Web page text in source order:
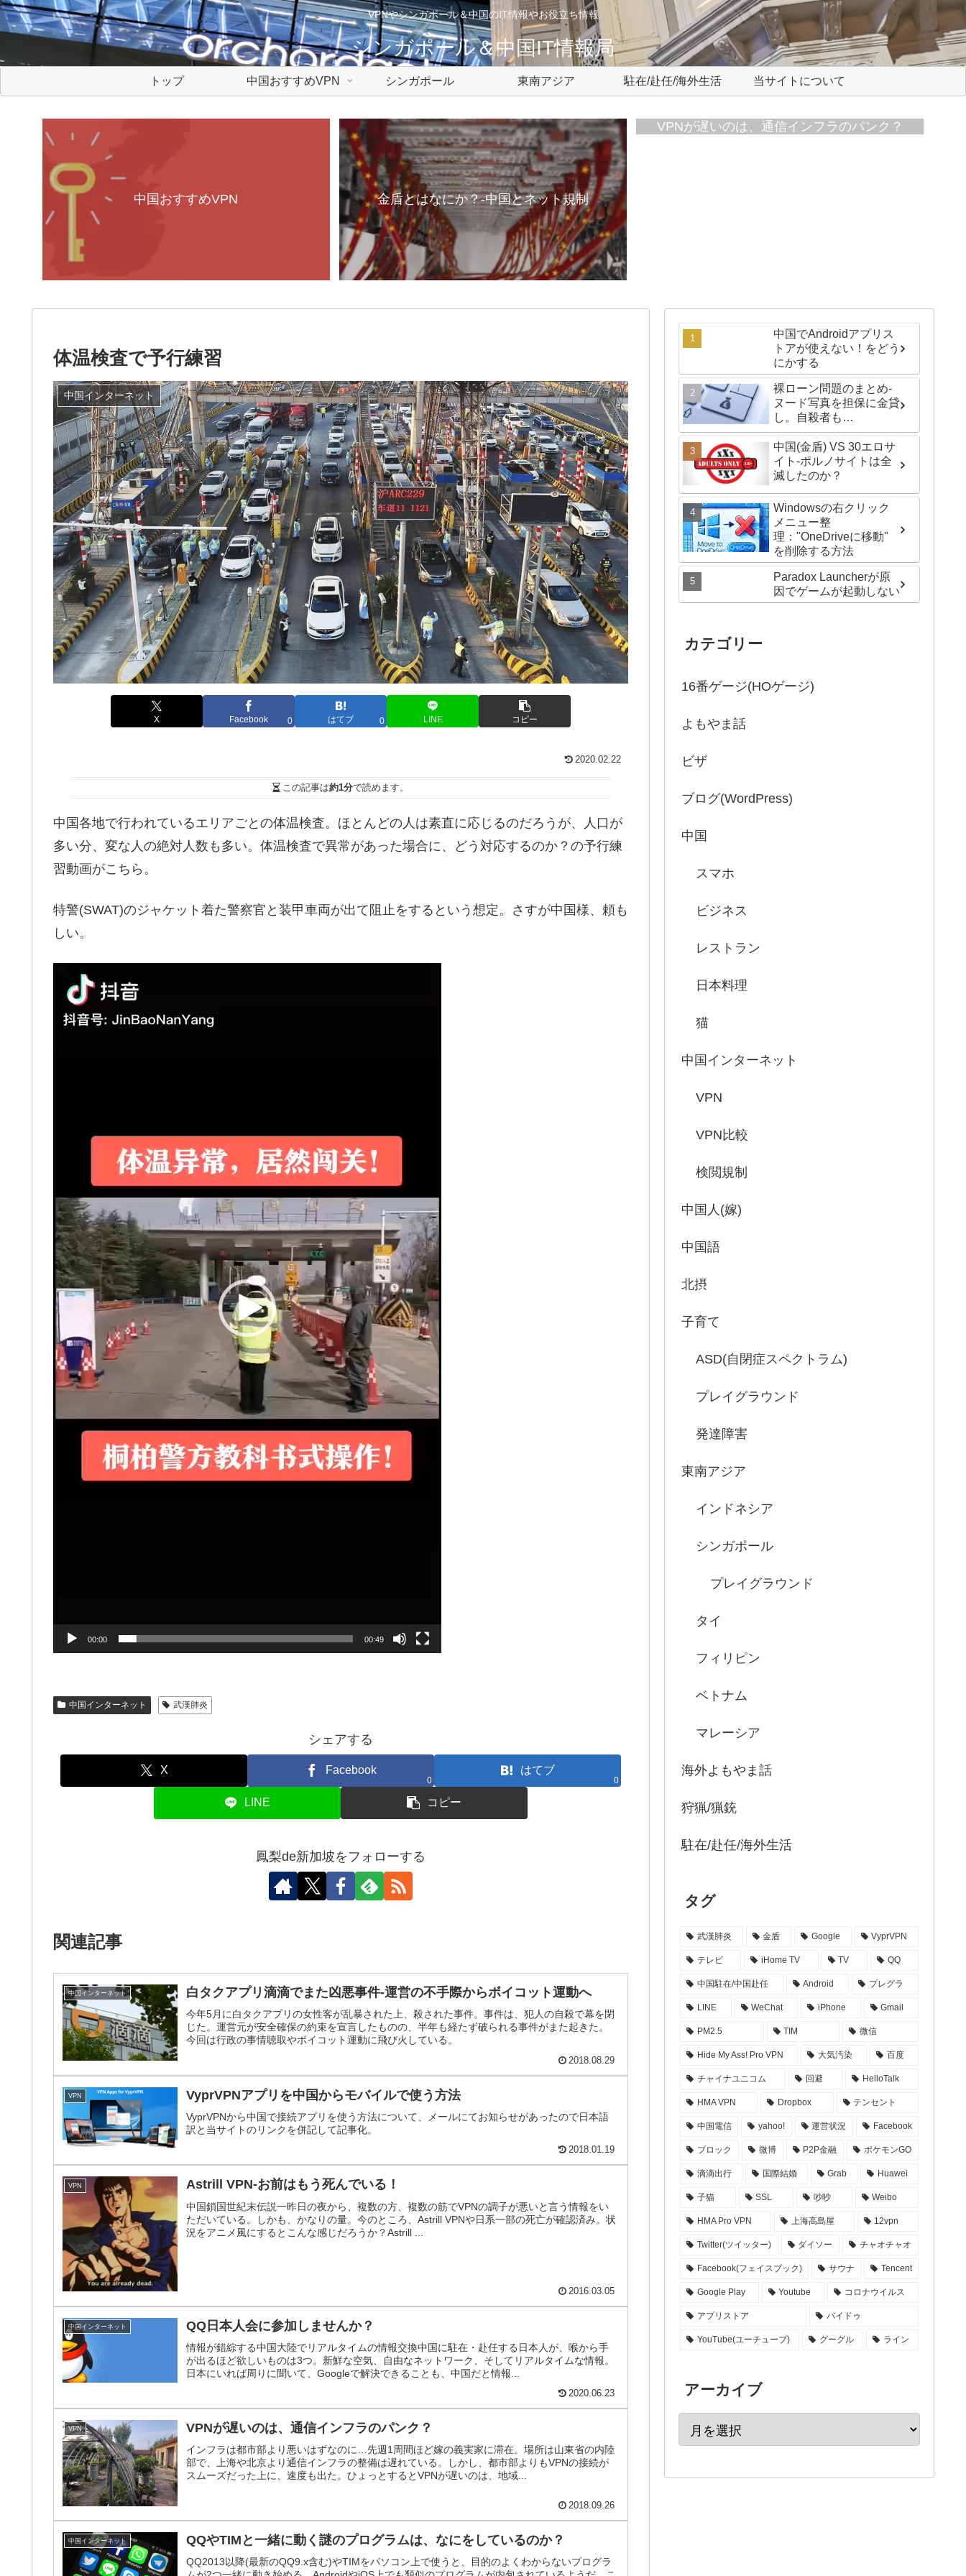
VPNやシンガポール＆中国のIT情報やお役立ち情報
シンガポール＆中国IT情報局
トップ 中国おすすめVPN シンガポール 東南アジア 駐在/赴任/海外生活 当サイトについて
中国おすすめVPN 金盾とはなにか？-中国とネット規制
VPNが遅いのは、通信インフラのパンク？
体温検査で予行練習
中国インターネット
X Facebook 0 はてブ 0 LINE コピー
2020.02.22
この記事は約1分で読めます。
中国各地で行われているエリアごとの体温検査。ほとんどの人は素直に応じるのだろうが、人口が
多い分、変な人の絶対人数も多い。体温検査で異常があった場合に、どう対応するのか？の予行練
習動画がこちら。
特警(SWAT)のジャケット着た警察官と装甲車両が出て阻止をするという想定。さすが中国様、頼も
しい。
画
プ
00:00 00:49
中国インターネット 武漢肺炎
シェアする
X Facebook
0
はてブ
0
LINE コピー
鳳梨de新加坡をフォローする
関連記事
中国インターネット 白タクアプリ滴滴でまた凶悪事件-運営の不手際からボイコット運動へ
今年5月に白タクアプリの女性客が乱暴された上、殺された事件。事件は、犯人の自殺で幕を閉
じた。運営元が安全確保の約束を宣言したものの、半年も経たず破られる事件がまた起きた。
今回は行政の事情聴取やボイコット運動に飛び火している。
2018.08.29
VPN VyprVPNアプリを中国からモバイルで使う方法
VyprVPNから中国で接続アプリを使う方法について、メールにてお知らせがあったので日本語
訳と当サイトのリンクを併記して記事化。
2018.01.19
VPN Astrill VPN-お前はもう死んでいる！
中国鎖国世紀末伝説一昨日の夜から、複数の方、複数の筋でVPNの調子が悪いと言う情報をい
ただいている。しかも、かなりの量。今のところ、Astrill VPNや日系一部の死亡が確認済み。状
況をアニメ風にするとこんな感じだろうか？Astrill ...
2016.03.05
中国インターネット QQ日本人会に参加しませんか？
情報が錯綜する中国大陸でリアルタイムの情報交換中国に駐在・赴任する日本人が、喉から手
が出るほど欲しいものは3つ。新鮮な空気、自由なネットワーク、そしてリアルタイムな情報。
日本にいれば周りに聞いて、Googleで解決できることも、中国だと情報...
2020.06.23
VPN VPNが遅いのは、通信インフラのパンク？
インフラは都市部より悪いはずなのに…先週1周間ほど嫁の義実家に滞在。場所は山東省の内陸
部で、上海や北京より通信インフラの整備は遅れている。しかし、都市部よりもVPNの接続が
スムーズだった上に、速度も出た。ひょっとするとVPNが遅いのは、地域...
2018.09.26
中国インターネット QQやTIMと一緒に動く謎のプログラムは、なにをしているのか？
QQ2013以降(最新のQQ9.x含む)やTIMをパソコン上で使うと、目的のよくわからないプログラ
中国でAndroidアプリス
トアが使えない！をどう
にかする
裸ローン問題のまとめ-
ヌード写真を担保に金貸
し。自殺者も…
中国(金盾) VS 30エロサ
イト-ポルノサイトは全
滅したのか？
Windowsの右クリック
メニュー整
理："OneDriveに移動"
を削除する方法
Paradox Launcherが原
因でゲームが起動しない
カテゴリー
16番ゲージ(HOゲージ)
よもやま話
ビザ
ブログ(WordPress)
中国
スマホ
ビジネス
レストラン
日本料理
猫
中国インターネット
VPN
VPN比較
検閲規制
中国人(嫁)
中国語
北摂
子育て
ASD(自閉症スペクトラム)
プレイグラウンド
発達障害
東南アジア
インドネシア
シンガポール
プレイグラウンド
タイ
フィリピン
ベトナム
マレーシア
海外よもやま話
狩猟/猟銃
駐在/赴任/海外生活
タグ
武漢肺炎 金盾 Google VyprVPN
テレビ iHome TV TV QQ
中国駐在/中国赴任 Android プレグラ
LINE WeChat iPhone Gmail
PM2.5 TIM 微信
Hide My Ass! Pro VPN 大気汚染 百度
チャイナユニコム 回避 HelloTalk
HMA VPN Dropbox テンセント
中国電信 yahoo! 運営状況 Facebook
ブロック 微博 P2P金融 ポケモンGO
滴滴出行 国際結婚 Grab Huawei
子猫 SSL 吵吵 Weibo
HMA Pro VPN 上海高島屋 12vpn
Twitter(ツイッター) ダイソー チャオチャオ
Facebook(フェイスブック) サウナ Tencent
Google Play Youtube コロナウイルス
アプリストア バイドゥ
YouTube(ユーチューブ) グーグル ライン
アーカイブ